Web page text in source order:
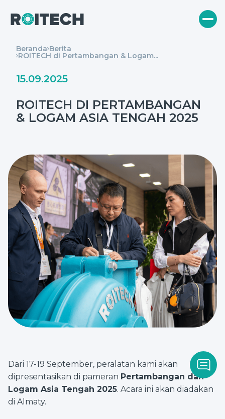
Beranda Berita
ROITECH di Pertambangan & Logam...
15.09.2025
ROITECH DI PERTAMBANGAN
& LOGAM ASIA TENGAH 2025
Dari 17-19 September, peralatan kami akan
dipresentasikan di pameran Pertambangan dan
Logam Asia Tengah 2025. Acara ini akan diadakan
di Almaty.